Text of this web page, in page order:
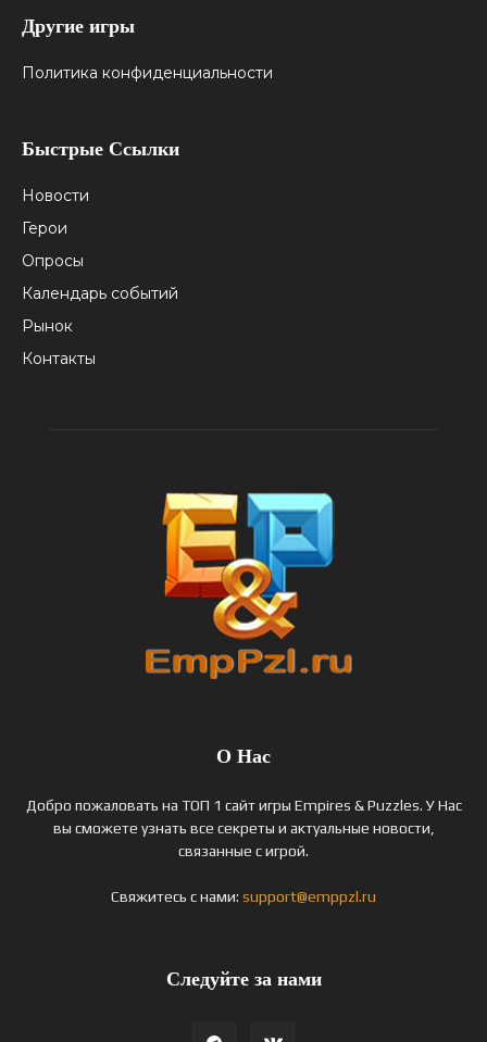
Другие игры
Политика конфиденциальности
Быстрые Ссылки
Новости
Герои
Опросы
Календарь событий
Рынок
Контакты
О Нас
Добро пожаловать на ТОП 1 сайт игры Empires & Puzzles. У Нас
вы сможете узнать все секреты и актуальные новости,
связанные с игрой.
Свяжитесь с нами: support@emppzl.ru
Следуйте за нами